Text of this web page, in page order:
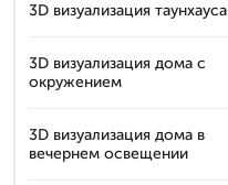
3D визуализация таунхауса
3D визуализация дома с
окружением
3D визуализация дома в
вечернем освещении